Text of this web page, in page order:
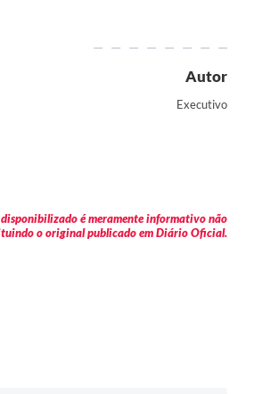
Autor
Executivo
é meramente informativo não
o original publicado em Diário Oficial.